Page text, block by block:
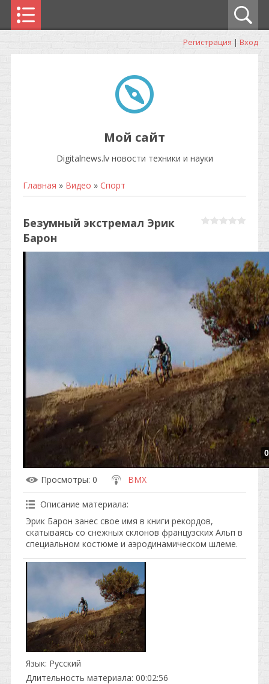
Регистрация | Вход
Мой сайт
Digitalnews.lv новости техники и науки
Главная » Видео » Спорт
Безумный экстремал Эрик
Барон
Просмотры: 0 BMX
Описание материала:
Эрик Барон занес свое имя в книги рекордов,
скатываясь со снежных склонов французских Альп в
специальном костюме и аэродинамическом шлеме.
Язык: Русский
Длительность материала: 00:02:56